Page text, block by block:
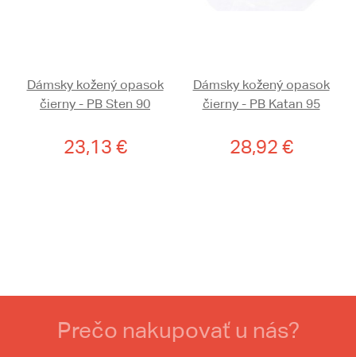
Dámsky kožený opasok
čierny - PB Sten 90
23,13 €
Dámsky kožený opasok
čierny - PB Katan 95
28,92 €
Prečo nakupovať u nás?